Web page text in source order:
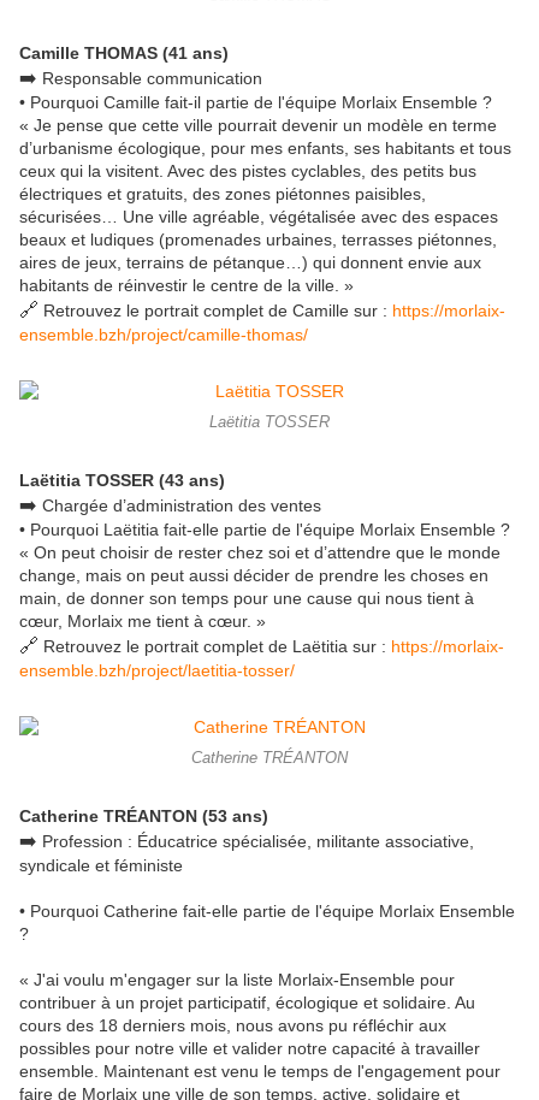
Camille THOMAS (41 ans)
➡️ Responsable communication
• Pourquoi Camille fait-il partie de l'équipe Morlaix Ensemble ?
« Je pense que cette ville pourrait devenir un modèle en terme
d’urbanisme écologique, pour mes enfants, ses habitants et tous
ceux qui la visitent. Avec des pistes cyclables, des petits bus
électriques et gratuits, des zones piétonnes paisibles,
sécurisées… Une ville agréable, végétalisée avec des espaces
beaux et ludiques (promenades urbaines, terrasses piétonnes,
aires de jeux, terrains de pétanque…) qui donnent envie aux
habitants de réinvestir le centre de la ville. »
🔗 Retrouvez le portrait complet de Camille sur : https://morlaix-
ensemble.bzh/project/camille-thomas/
Laëtitia TOSSER
Laëtitia TOSSER (43 ans)
➡️ Chargée d’administration des ventes
• Pourquoi Laëtitia fait-elle partie de l'équipe Morlaix Ensemble ?
« On peut choisir de rester chez soi et d’attendre que le monde
change, mais on peut aussi décider de prendre les choses en
main, de donner son temps pour une cause qui nous tient à
cœur, Morlaix me tient à cœur. »
🔗 Retrouvez le portrait complet de Laëtitia sur : https://morlaix-
ensemble.bzh/project/laetitia-tosser/
Catherine TRÉANTON
Catherine TRÉANTON (53 ans)
➡️ Profession : Éducatrice spécialisée, militante associative,
syndicale et féministe
• Pourquoi Catherine fait-elle partie de l'équipe Morlaix Ensemble
?
« J'ai voulu m'engager sur la liste Morlaix-Ensemble pour
contribuer à un projet participatif, écologique et solidaire. Au
cours des 18 derniers mois, nous avons pu réfléchir aux
possibles pour notre ville et valider notre capacité à travailler
ensemble. Maintenant est venu le temps de l'engagement pour
faire de Morlaix une ville de son temps, active, solidaire et